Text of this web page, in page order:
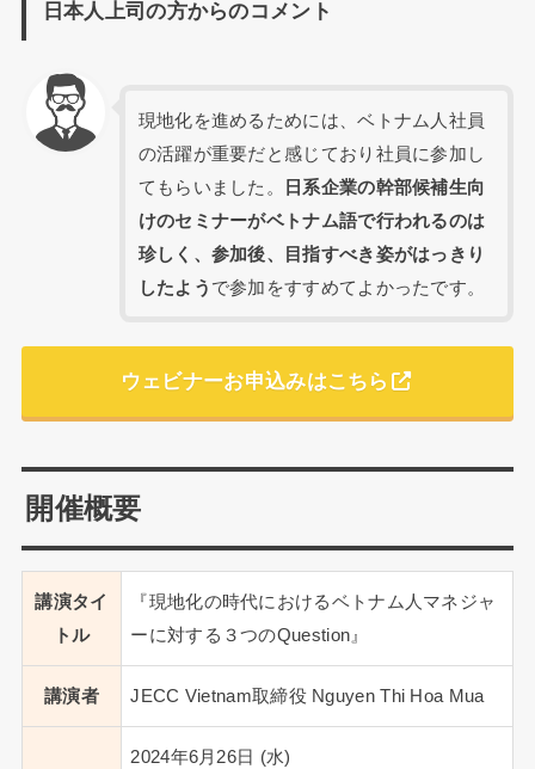
日本人上司の方からのコメント
現地化を進めるためには、ベトナム人社員
の活躍が重要だと感じており社員に参加し
てもらいました。
日系企業の幹部候補生向
けのセミナーがベトナム語で行われるのは
珍しく、参加後、目指すべき姿がはっきり
したよう で参加をすすめてよかったです。
ウェビナーお申込みはこちら
開催概要
講演タイ
トル
『現地化の時代におけるベトナム人マネジャ
ーに対する３つのQuestion』
講演者 JECC Vietnam取締役 Nguyen Thi Hoa Mua
2024年6月26日 (水)